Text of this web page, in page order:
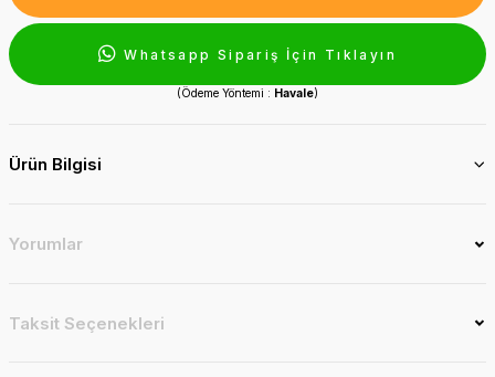
Whatsapp Sipariş İçin Tıklayın
(Ödeme Yöntemi : Havale)
Ürün Bilgisi
Yorumlar
Taksit Seçenekleri